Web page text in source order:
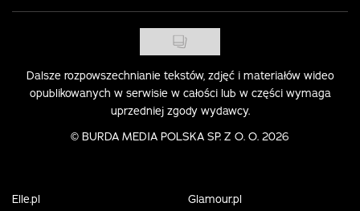
Dalsze rozpowszechnianie tekstów, zdjęć i materiałów wideo
opublikowanych w serwisie w całości lub w części wymaga
uprzedniej zgody wydawcy.
© BURDA MEDIA POLSKA SP. Z O. O. 2026
Elle.pl
Glamour.pl